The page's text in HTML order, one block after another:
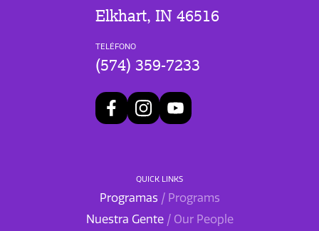
Elkhart, IN 46516
TELÉFONO
(574) 359-7233
QUICK LINKS
Programas / Programs
Nuestra Gente / Our People